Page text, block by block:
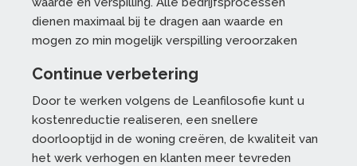
dienen maximaal bij te dragen aan waarde en
mogen zo min mogelijk verspilling veroorzaken
Continue verbetering
Door te werken volgens de Leanfilosofie kunt u
kostenreductie realiseren, een snellere
doorlooptijd in de woning creëren, de kwaliteit van
het werk verhogen en klanten meer tevreden